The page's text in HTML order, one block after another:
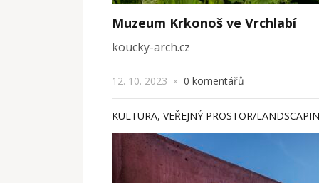
Muzeum Krkonoš ve Vrchlabí
koucky-arch.cz
12. 10. 2023 × 0 komentářů
KULTURA, VEŘEJNÝ PROSTOR/